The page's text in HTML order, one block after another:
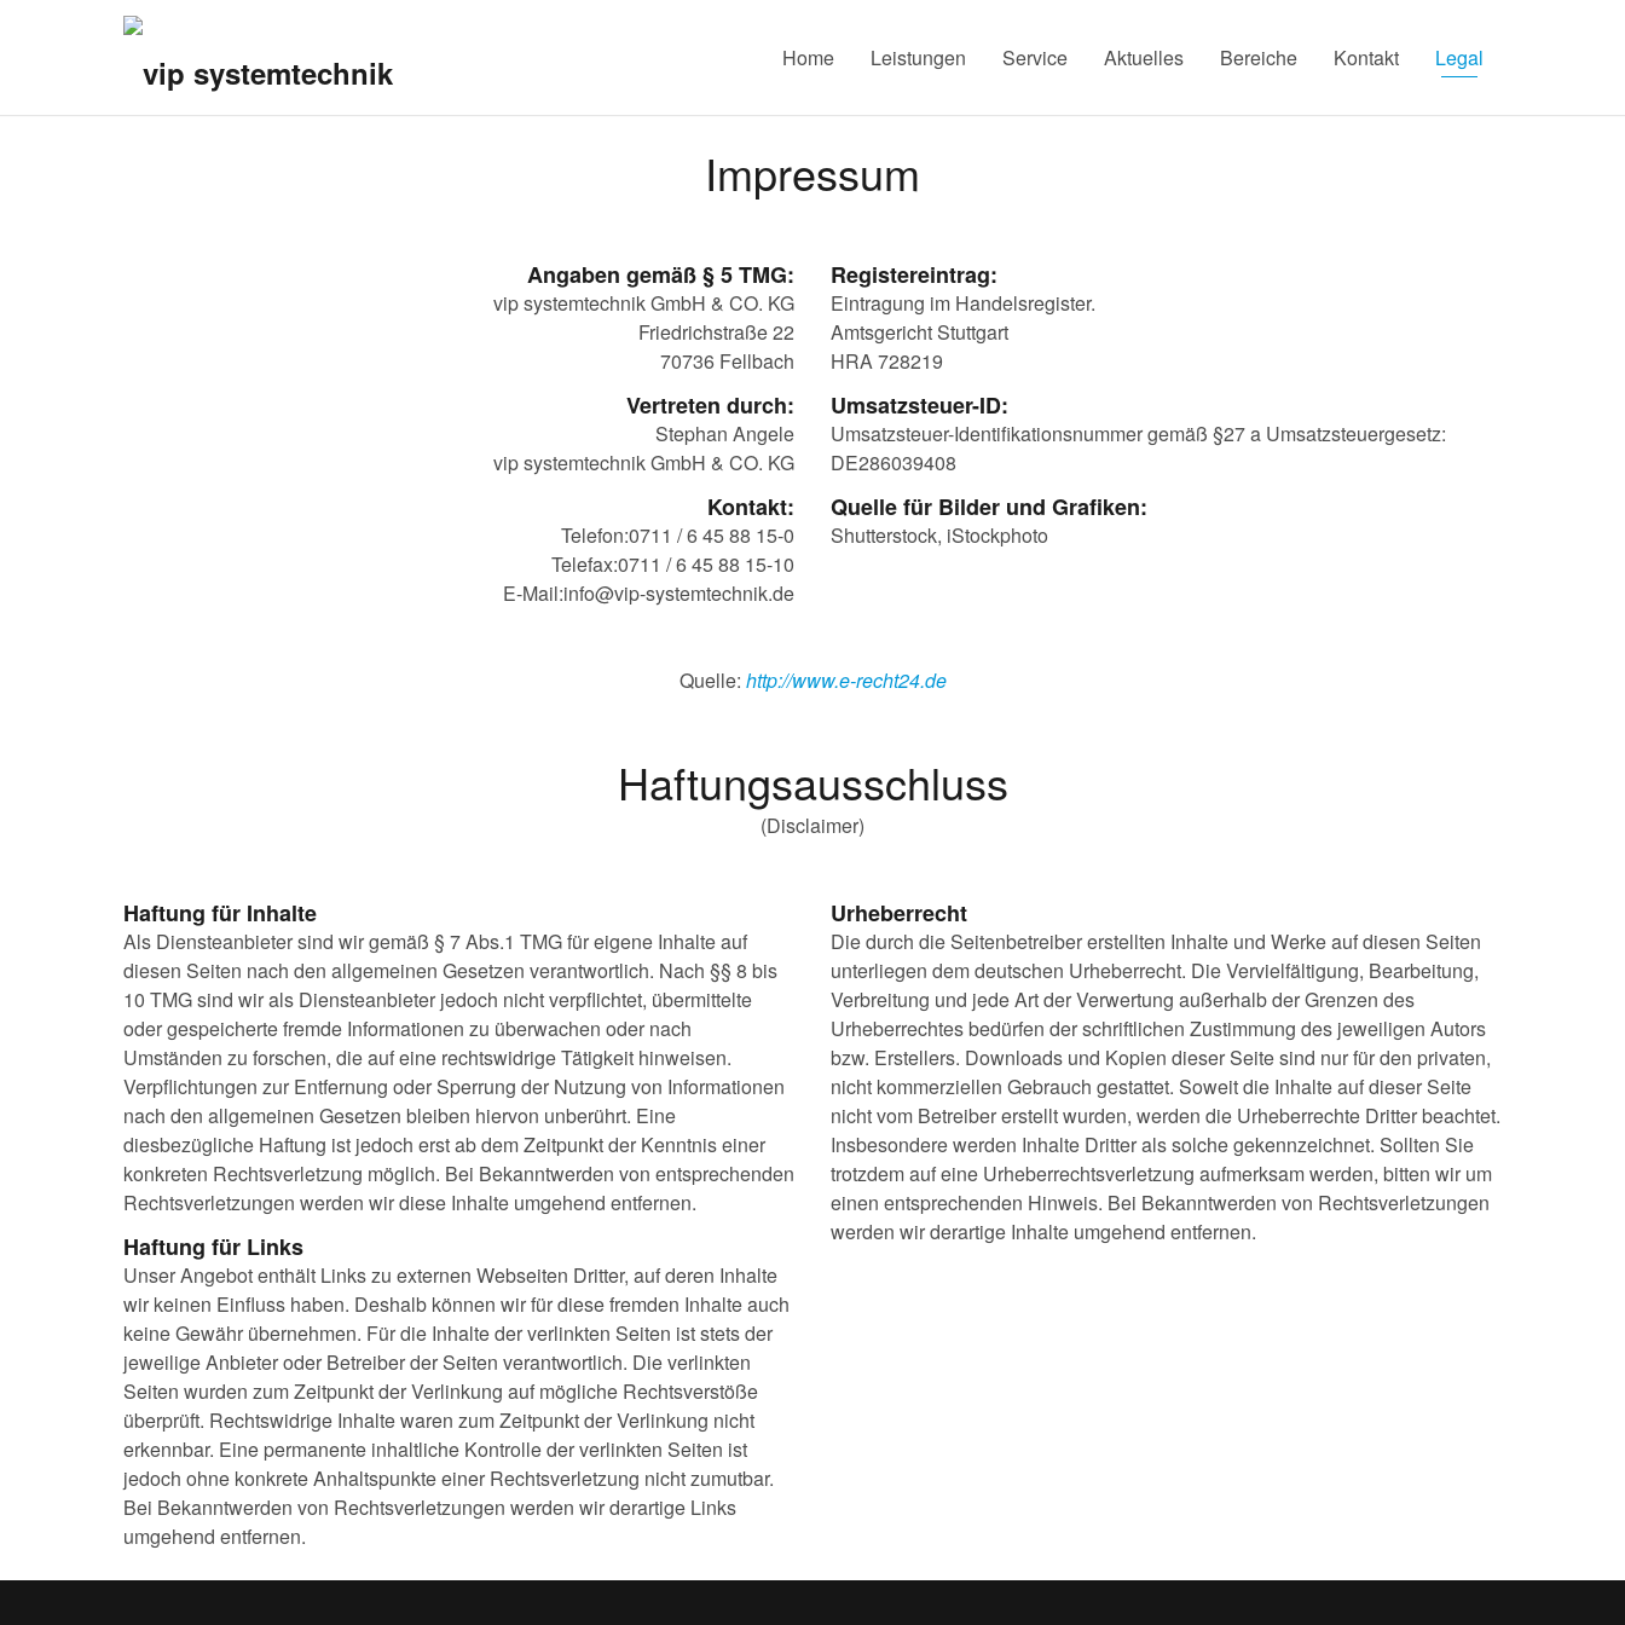
Home Leistungen Service Aktuelles Bereiche Kontakt Legal
Impressum
Angaben gemäß § 5 TMG:
vip systemtechnik GmbH & CO. KG
Friedrichstraße 22
70736 Fellbach
Vertreten durch:
Stephan Angele
vip systemtechnik GmbH & CO. KG
Kontakt:
Telefon:0711 / 6 45 88 15-0
Telefax:0711 / 6 45 88 15-10
E-Mail:info@vip-systemtechnik.de
Registereintrag:
Eintragung im Handelsregister.
Amtsgericht Stuttgart
HRA 728219
Umsatzsteuer-ID:
Umsatzsteuer-Identifikationsnummer gemäß §27 a Umsatzsteuergesetz:
DE286039408
Quelle für Bilder und Grafiken:
Shutterstock, iStockphoto
Quelle: http://www.e-recht24.de
Haftungsausschluss
(Disclaimer)
Haftung für Inhalte
Als Diensteanbieter sind wir gemäß § 7 Abs.1 TMG für eigene Inhalte auf
diesen Seiten nach den allgemeinen Gesetzen verantwortlich. Nach §§ 8 bis
10 TMG sind wir als Diensteanbieter jedoch nicht verpflichtet, übermittelte
oder gespeicherte fremde Informationen zu überwachen oder nach
Umständen zu forschen, die auf eine rechtswidrige Tätigkeit hinweisen.
Verpflichtungen zur Entfernung oder Sperrung der Nutzung von Informationen
nach den allgemeinen Gesetzen bleiben hiervon unberührt. Eine
diesbezügliche Haftung ist jedoch erst ab dem Zeitpunkt der Kenntnis einer
konkreten Rechtsverletzung möglich. Bei Bekanntwerden von entsprechenden
Rechtsverletzungen werden wir diese Inhalte umgehend entfernen.
Haftung für Links
Unser Angebot enthält Links zu externen Webseiten Dritter, auf deren Inhalte
wir keinen Einfluss haben. Deshalb können wir für diese fremden Inhalte auch
keine Gewähr übernehmen. Für die Inhalte der verlinkten Seiten ist stets der
jeweilige Anbieter oder Betreiber der Seiten verantwortlich. Die verlinkten
Seiten wurden zum Zeitpunkt der Verlinkung auf mögliche Rechtsverstöße
überprüft. Rechtswidrige Inhalte waren zum Zeitpunkt der Verlinkung nicht
erkennbar. Eine permanente inhaltliche Kontrolle der verlinkten Seiten ist
jedoch ohne konkrete Anhaltspunkte einer Rechtsverletzung nicht zumutbar.
Bei Bekanntwerden von Rechtsverletzungen werden wir derartige Links
umgehend entfernen.
Urheberrecht
Die durch die Seitenbetreiber erstellten Inhalte und Werke auf diesen Seiten
unterliegen dem deutschen Urheberrecht. Die Vervielfältigung, Bearbeitung,
Verbreitung und jede Art der Verwertung außerhalb der Grenzen des
Urheberrechtes bedürfen der schriftlichen Zustimmung des jeweiligen Autors
bzw. Erstellers. Downloads und Kopien dieser Seite sind nur für den privaten,
nicht kommerziellen Gebrauch gestattet. Soweit die Inhalte auf dieser Seite
nicht vom Betreiber erstellt wurden, werden die Urheberrechte Dritter beachtet.
Insbesondere werden Inhalte Dritter als solche gekennzeichnet. Sollten Sie
trotzdem auf eine Urheberrechtsverletzung aufmerksam werden, bitten wir um
einen entsprechenden Hinweis. Bei Bekanntwerden von Rechtsverletzungen
werden wir derartige Inhalte umgehend entfernen.